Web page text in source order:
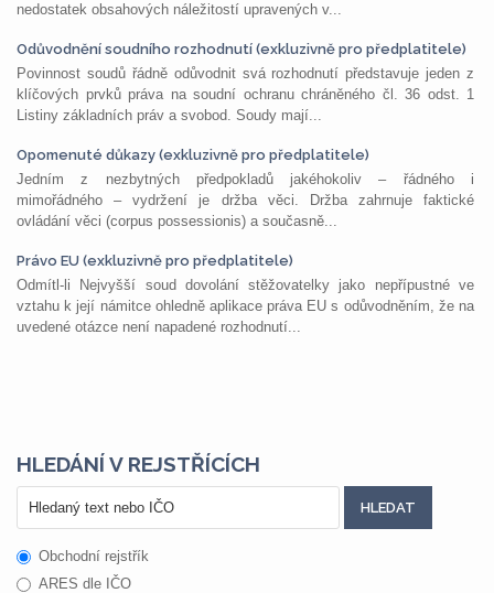
nedostatek obsahových náležitostí upravených v...
Odůvodnění soudního rozhodnutí (exkluzivně pro předplatitele)
Povinnost soudů řádně odůvodnit svá rozhodnutí představuje jeden z
klíčových prvků práva na soudní ochranu chráněného čl. 36 odst. 1
Listiny základních práv a svobod. Soudy mají...
Opomenuté důkazy (exkluzivně pro předplatitele)
Jedním z nezbytných předpokladů jakéhokoliv – řádného i
mimořádného – vydržení je držba věci. Držba zahrnuje faktické
ovládání věci (corpus possessionis) a současně...
Právo EU (exkluzivně pro předplatitele)
Odmítl-li Nejvyšší soud dovolání stěžovatelky jako nepřípustné ve
vztahu k její námitce ohledně aplikace práva EU s odůvodněním, že na
uvedené otázce není napadené rozhodnutí...
HLEDÁNÍ V REJSTŘÍCÍCH
Obchodní rejstřík
ARES dle IČO